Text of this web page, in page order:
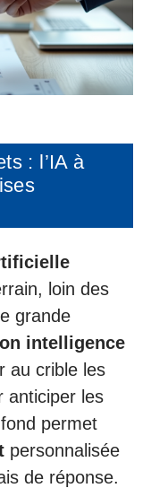
: l’IA à
loin des
grande
intelligence
au crible les
anticiper les
permet
personnalisée
de réponse.